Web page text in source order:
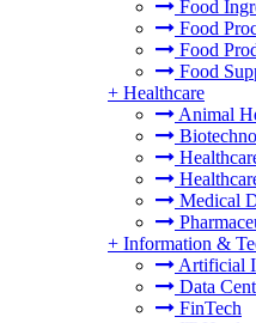
Food
Food
Food
Food
+ Healthcare
Animal
Medical
+ Information &
Artificial
Data
FinTech